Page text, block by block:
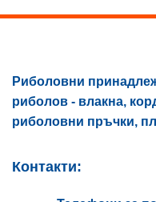
Риболовни
риболов - влакна,
риболовни пръчки,
Контакти: